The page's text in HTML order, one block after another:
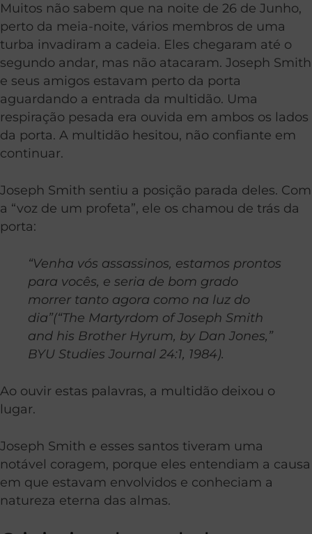
Muitos não sabem que na noite de 26 de Junho,
perto da meia-noite, vários membros de uma
turba invadiram a cadeia. Eles chegaram até o
segundo andar, mas não atacaram. Joseph Smith
e seus amigos estavam perto da porta
aguardando a entrada da multidão. Uma
respiração pesada era ouvida em ambos os lados
da porta. A multidão hesitou, não confiante em
continuar.
Joseph Smith sentiu a posição parada deles. Com
a “voz de um profeta”, ele os chamou de trás da
porta:
“Venha vós assassinos, estamos prontos
para vocês, e seria de bom grado
morrer tanto agora como na luz do
dia”(“The Martyrdom of Joseph Smith
and his Brother Hyrum, by Dan Jones,”
BYU Studies Journal 24:1, 1984).
Ao ouvir estas palavras, a multidão deixou o
lugar.
Joseph Smith e esses santos tiveram uma
notável coragem, porque eles entendiam a causa
em que estavam envolvidos e conheciam a
natureza eterna das almas.